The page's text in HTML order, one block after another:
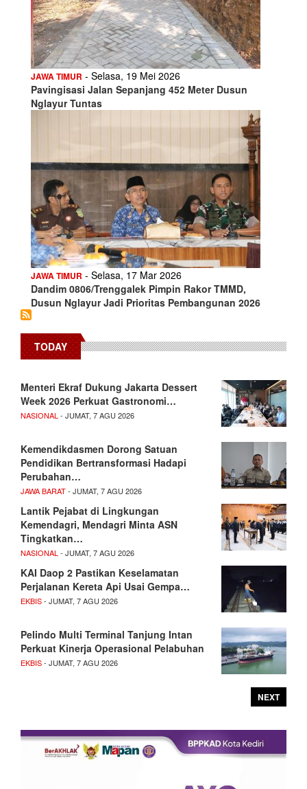
JAWA TIMUR - Selasa, 19 Mei 2026
Pavingisasi Jalan Sepanjang 452 Meter Dusun
Nglayur Tuntas
JAWA TIMUR - Selasa, 17 Mar 2026
Dandim 0806/Trenggalek Pimpin Rakor TMMD,
Dusun Nglayur Jadi Prioritas Pembangunan 2026
TODAY
Menteri Ekraf Dukung Jakarta Dessert
Week 2026 Perkuat Gastronomi…
NASIONAL - JUMAT, 7 AGU 2026
Kemendikdasmen Dorong Satuan
Pendidikan Bertransformasi Hadapi
Perubahan…
JAWA BARAT- JUMAT, 7 AGU 2026
Lantik Pejabat di Lingkungan
Kemendagri, Mendagri Minta ASN
Tingkatkan…
NASIONAL - JUMAT, 7 AGU 2026
KAI Daop 2 Pastikan Keselamatan
Perjalanan Kereta Api Usai Gempa…
EKBIS- JUMAT, 7 AGU 2026
Pelindo Multi Terminal Tanjung Intan
Perkuat Kinerja Operasional Pelabuhan
EKBIS- JUMAT, 7 AGU 2026
NEXT